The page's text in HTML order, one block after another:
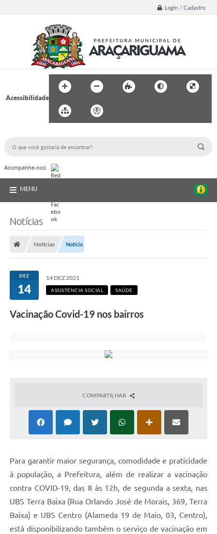
Login / Cadastro
Acessibilidade
Acompanhe-nos:
MENU
Notícias
Notícias Notícia
DEZ
14
14 DEZ 2021
ASSISTÊNCIA SOCIAL SAÚDE
Vacinação Covid-19 nos bairros
COMPARTILHAR
Para garantir maior segurança, comodidade e praticidade
à população, a Prefeitura, além de realizar a vacinação
contra COVID-19, das 8 às 12h, de segunda a sexta, nas
UBS Terra Baixa (Rua Orlando José de Morais, 369, Terra
Baixa) e UBS Centro (Alameda 19 de Maio, 03, Centro),
está disponibilizando também o serviço de vacinação em